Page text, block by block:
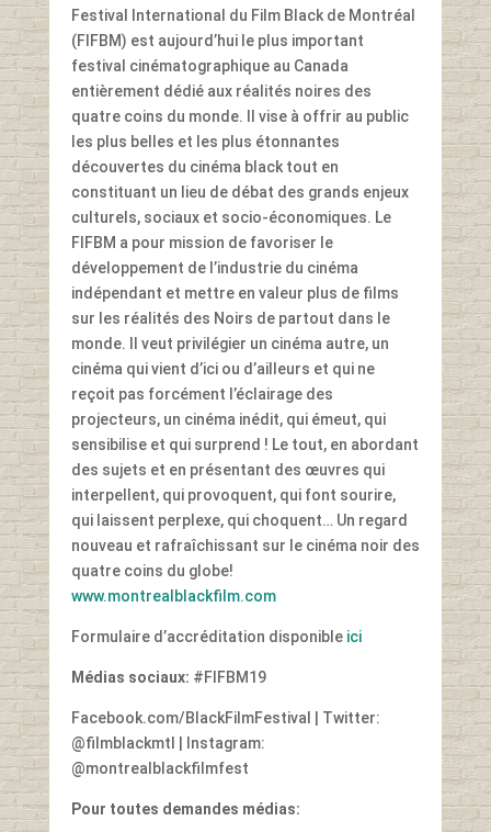
Festival International du Film Black de Montréal
(FIFBM) est aujourd’hui le plus important
festival cinématographique au Canada
entièrement dédié aux réalités noires des
quatre coins du monde. Il vise à offrir au public
les plus belles et les plus étonnantes
découvertes du cinéma black tout en
constituant un lieu de débat des grands enjeux
culturels, sociaux et socio-économiques. Le
FIFBM a pour mission de favoriser le
développement de l’industrie du cinéma
indépendant et mettre en valeur plus de films
sur les réalités des Noirs de partout dans le
monde. Il veut privilégier un cinéma autre, un
cinéma qui vient d’ici ou d’ailleurs et qui ne
reçoit pas forcément l’éclairage des
projecteurs, un cinéma inédit, qui émeut, qui
sensibilise et qui surprend ! Le tout, en abordant
des sujets et en présentant des œuvres qui
interpellent, qui provoquent, qui font sourire,
qui laissent perplexe, qui choquent… Un regard
nouveau et rafraîchissant sur le cinéma noir des
quatre coins du globe!
www.montrealblackfilm.com
Formulaire d’accréditation disponibleici
Médias sociaux: #FIFBM19
Facebook.com/BlackFilmFestival | Twitter:
@filmblackmtl | Instagram:
@montrealblackfilmfest
Pour toutes demandes médias: